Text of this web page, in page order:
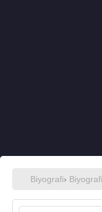
Biyografi›